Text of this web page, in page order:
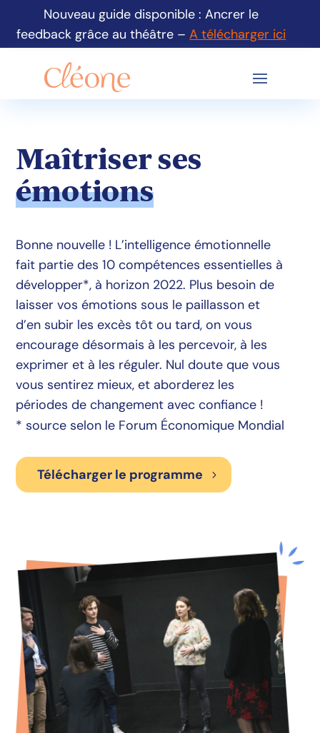
Nouveau guide disponible : Ancrer le
feedback grâce au théâtre –A télécharger ici
Maîtriser ses
émotions
Bonne nouvelle ! L’intelligence émotionnelle
fait partie des 10 compétences essentielles à
développer*, à horizon 2022. Plus besoin de
laisser vos émotions sous le paillasson et
d’en subir les excès tôt ou tard, on vous
encourage désormais à les percevoir, à les
exprimer et à les réguler. Nul doute que vous
vous sentirez mieux, et aborderez les
périodes de changement avec confiance !
* source selon le Forum Économique Mondial
Télécharger le programme